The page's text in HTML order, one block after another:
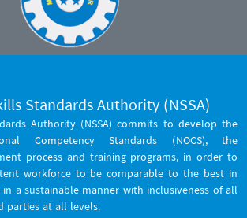
Standards Authority (NSSA)
Authority (NSSA) commits to develop the
Competency Standards (NOCS), the
process and training programs, in order to
workforce to be comparable to the best in
a sustainable manner with inclusiveness of all
parties at all levels.